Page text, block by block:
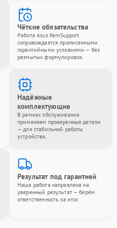
Чёткие обязательства
Работа Asus RemSupport
сопровождается прописанными
гарантийными условиями — без
размытых формулировок.
Надёжные
комплектующие
В рамках обслуживания
применяем проверенные детали
— для стабильной работы
устройства.
Результат под гарантией
Наша работа направлена на
уверенный результат — берём
ответственность за итог.